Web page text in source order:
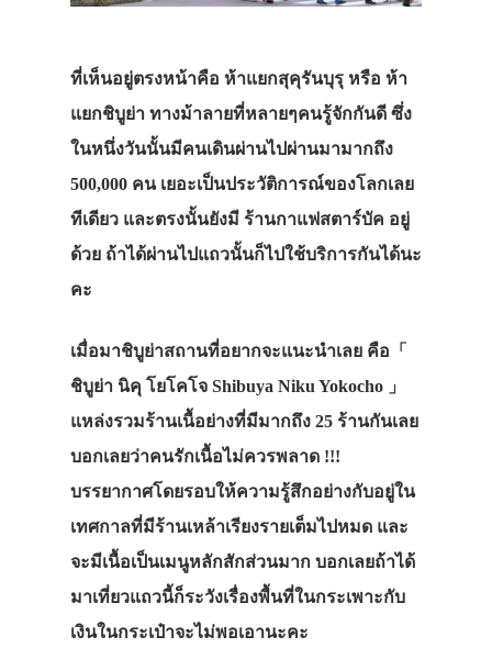
ที่เห็นอยู่ตรงหน้าคือ ห้าแยกสุคุรันบุรุ หรือ ห้า
แยกชิบูย่า ทางม้าลายที่หลายๆคนรู้จักกันดี ซึ่ง
ในหนึ่งวันนั้นมีคนเดินผ่านไปผ่านมามากถึง
500,000 คน เยอะเป็นประวัติการณ์ของโลกเลย
ทีเดียว และตรงนั้นยังมี ร้านกาแฟสตาร์บัค อยู่
ด้วย ถ้าได้ผ่านไปแถวนั้นก็ไปใช้บริการกันได้นะ
คะ
เมื่อมาชิบูย่าสถานที่อยากจะแนะนำเลย คือ 「
ชิบูย่า นิคุ โยโคโจ Shibuya Niku Yokocho 」
แหล่งรวมร้านเนื้อย่างที่มีมากถึง 25 ร้านกันเลย
บอกเลยว่าคนรักเนื้อไม่ควรพลาด !!!
บรรยากาศโดยรอบให้ความรู้สึกอย่างกับอยู่ใน
เทศกาลที่มีร้านเหล้าเรียงรายเต็มไปหมด และ
จะมีเนื้อเป็นเมนูหลักสักส่วนมาก บอกเลยถ้าได้
มาเที่ยวแถวนี้ก็ระวังเรื่องพื้นที่ในกระเพาะกับ
เงินในกระเป๋าจะไม่พอเอานะคะ